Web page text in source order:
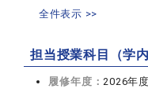
全件表示 >>
担当授業科目（学内
履修年度：2026年